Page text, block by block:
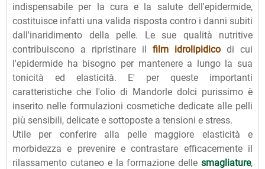
indispensabile per la cura e la salute dell'epidermide,
costituisce infatti una valida risposta contro i danni subiti
dall'inaridimento della pelle. Le sue qualità nutritive
contribuiscono a ripristinare il film idrolipidico di cui
l'epidermide ha bisogno per mantenere a lungo la sua
tonicità ed elasticità. E' per queste importanti
caratteristiche che l'olio di Mandorle dolci purissimo è
inserito nelle formulazioni cosmetiche dedicate alle pelli
più sensibili, delicate e sottoposte a tensioni e stress.
Utile per conferire alla pelle maggiore elasticità e
morbidezza e prevenire e contrastare efficacemente il
rilassamento cutaneo e la formazione delle smagliature,